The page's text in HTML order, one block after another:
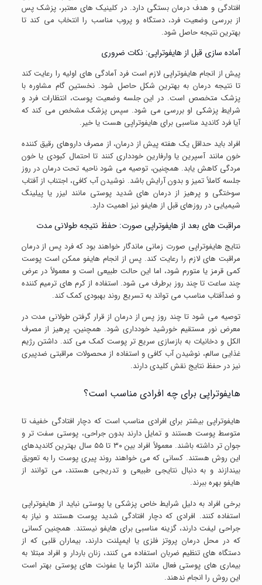
افتادگی و هدف درمان بستگی دارد. در کلینیک های معتبر، پزشک پس
از بررسی وضعیت فرد، دستگاه و پروب مناسب را انتخاب می کند تا
بهترین نتیجه حاصل شود.
آماده سازی قبل از هایفوتراپی: نکات ضروری
پیش از انجام هایفوتراپی لازم است فرد آمادگی های اولیه را رعایت کند
تا نتیجه درمان به بهترین شکل حاصل شود. نخستین گام مشاوره با
پزشک متخصص است. در این جلسه وضعیت پوست، انتظارات فرد و
شرایط پزشکی او بررسی می شود. سپس پزشک مشخص می کند که
آیا فرد کاندید مناسبی برای هایفوتراپی هست یا خیر.
افراد باید حداقل یک هفته پیش از درمان، از مصرف داروهای رقیق کننده
خون مانند آسپرین یا وارفارین خودداری کنند تا احتمال کبودی یا خون
مردگی کاهش یابد. همچنین، توصیه می شود ناحیه تحت درمان در روز
جلسه کاملاً تمیز و بدون آرایش باشد. نوشیدن آب کافی، اجتناب از آفتاب
سوختگی و پرهیز از درمان های شدید پوستی مانند لیزر یا پیلینگ
شیمیایی در روزهای قبل از هایفو نیز اهمیت دارد.
مراقبت های بعد از هایفوتراپی صورت: حفظ نتیجه طولانی مدت
نتایج هایفوتراپی صورت زمانی ماندگار خواهند بود که فرد پس از درمان
مراقبت های لازم را رعایت کند. پس از انجام هایفو ممکن است پوست
کمی قرمز یا متورم شود، اما این حالت طبیعی است و معمولاً در عرض
چند ساعت تا چند روز برطرف می شود. استفاده از کرم های ترمیم کننده
و ضدآفتاب مناسب می تواند به تسریع روند بهبودی کمک کند.
توصیه می شود تا چند روز پس از درمان از قرار گرفتن طولانی مدت در
معرض نور مستقیم خورشید خودداری شود. همچنین، پرهیز از مصرف
الکل و دخانیات به بازسازی سریع تر پوست کمک می کند. داشتن رژیم
غذایی سالم، نوشیدن آب کافی و استفاده از محصولات مراقبتی ضدپیری
نیز در حفظ نتایج نقش کلیدی دارند.
هایفوتراپی برای چه افرادی مناسب است؟
هایفوتراپی بیشتر برای افرادی مناسب است که دچار افتادگی خفیف تا
متوسط پوست هستند و تمایل دارند بدون جراحی، پوستی سفت تر و
جوان تر داشته باشند. معمولاً افراد بین ۳۰ تا ۵۵ سال بهترین کاندیدهای
این روش هستند. کسانی که می خواهند روند پیری پوست را به تعویق
بیندازند و به دنبال نتایجی طبیعی و تدریجی هستند، می توانند از
هایفو بهره ببرند.
برخی افراد به دلیل شرایط خاص پزشکی یا پوستی نباید از هایفوتراپی
استفاده کنند. افرادی که دچار افتادگی شدید پوست هستند و نیاز به
جراحی لیفت دارند، گزینه مناسبی برای هایفو نیستند. همچنین کسانی
که در محل درمان پروتز فلزی یا ایمپلنت دارند، بیماران قلبی که از
دستگاه های تنظیم ضربان استفاده می کنند، زنان باردار و افراد مبتلا به
بیماری های پوستی فعال مانند اگزما یا عفونت های پوستی بهتر است
این روش را انجام ندهند.